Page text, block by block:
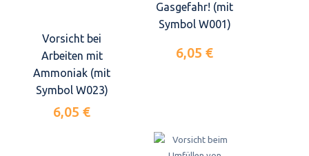
Vorsicht bei
Arbeiten mit
Ammoniak (mit
Symbol W023)
6,05 €
Gasgefahr! (mit
Symbol W001)
6,05 €